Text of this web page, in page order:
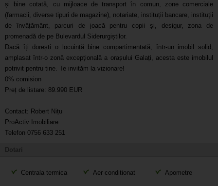
și bine cotată, cu mijloace de transport în comun, zone comerciale
(farmacii, diverse tipuri de magazine), notariate, instituții bancare, instituții
de învățământ, parcuri de joacă pentru copii și, desigur, zona de
promenadă de pe Bulevardul Siderurgiștilor.
Dacă îți dorești o locuință bine compartimentată, într-un imobil solid,
amplasat într-o zonă excepțională a orașului Galați, acesta este imobilul
potrivit pentru tine. Te invităm la vizionare!
0% comision
Preț de listare: 89.990 EUR
Contact: Robert Nițu
ProActiv Imobiliare
Telefon 0756 633 251
Dotari
Centrala termica Aer conditionat Apometre